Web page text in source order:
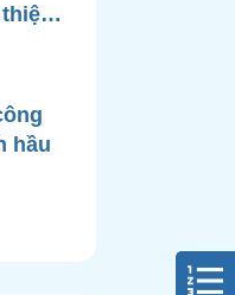
hầu